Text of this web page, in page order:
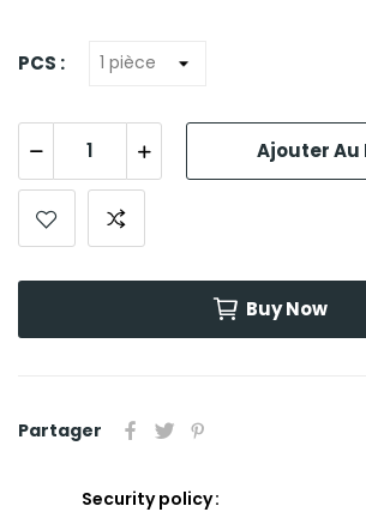
PCS :
Ajouter Au
Buy Now
Partager
Security policy